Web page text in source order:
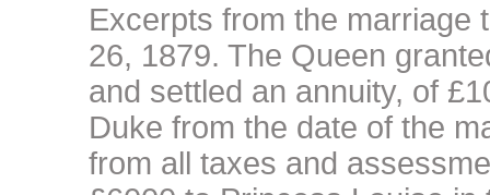
Excerpts from the marriage
26, 1879. The Queen
and settled an annuity, of
Duke from the date of the
from all taxes and